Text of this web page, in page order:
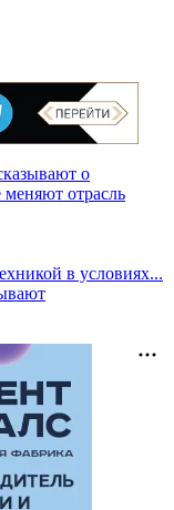
о
отрасль
в условиях...